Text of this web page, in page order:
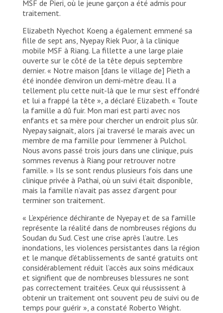
MSF de Pieri, où le jeune garçon a été admis pour
traitement.
Elizabeth Nyechot Koeng a également emmené sa
fille de sept ans, Nyepay Riek Puor, à la clinique
mobile MSF à Riang. La fillette a une large plaie
ouverte sur le côté de la tête depuis septembre
dernier. « Notre maison [dans le village de] Pieth a
été inondée d’environ un demi-mètre d’eau. Il a
tellement plu cette nuit-là que le mur s’est effondré
et lui a frappé la tête », a déclaré Elizabeth. « Toute
la famille a dû fuir. Mon mari est parti avec nos
enfants et sa mère pour chercher un endroit plus sûr.
Nyepay saignait, alors j’ai traversé le marais avec un
membre de ma famille pour l’emmener à Pulchol.
Nous avons passé trois jours dans une clinique, puis
sommes revenus à Riang pour retrouver notre
famille. » Ils se sont rendus plusieurs fois dans une
clinique privée à Pathai, où un suivi était disponible,
mais la famille n’avait pas assez d’argent pour
terminer son traitement.
« L’expérience déchirante de Nyepay et de sa famille
représente la réalité dans de nombreuses régions du
Soudan du Sud. C’est une crise après l’autre. Les
inondations, les violences persistantes dans la région
et le manque d’établissements de santé gratuits ont
considérablement réduit l’accès aux soins médicaux
et signifient que de nombreuses blessures ne sont
pas correctement traitées. Ceux qui réussissent à
obtenir un traitement ont souvent peu de suivi ou de
temps pour guérir », a constaté Roberto Wright.